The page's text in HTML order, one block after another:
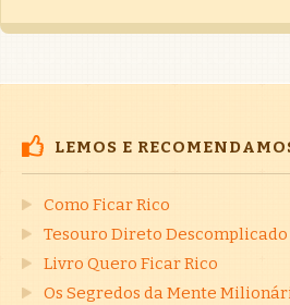
LEMOS E
Como Ficar Rico
Tesouro Direto Descomplicado
Livro Quero Ficar Rico
Os Segredos da Mente